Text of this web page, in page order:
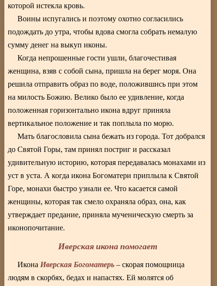
которой истекла кровь.
Воины испугались и поэтому охотно согласились
подождать до утра, чтобы вдова смогла собрать немалую
сумму денег на выкуп иконы.
Когда непрошенные гости ушли, благочестивая
женщина, взяв с собой сына, пришла на берег моря. Она
решила отправить образ по воде, положившись при этом
на милость Божию. Велико было ее удивление, когда
положенная горизонтально икона вдруг приняла
вертикальное положение и так поплыла по морю.
Мать благословила сына бежать из города. Тот добрался
до Святой Горы, там принял постриг и рассказал
удивительную историю, которая передавалась монахами из
уст в уста. А когда икона Богоматери приплыла к Святой
Горе, монахи быстро узнали ее. Что касается самой
женщины, которая так смело охраняла образ, она, как
утверждает предание, приняла мученическую смерть за
иконопочитание.
Иверская икона помогает
Икона Иверская Богоматерь – скорая помощница
людям в скорбях, бедах и напастях. Ей молятся об